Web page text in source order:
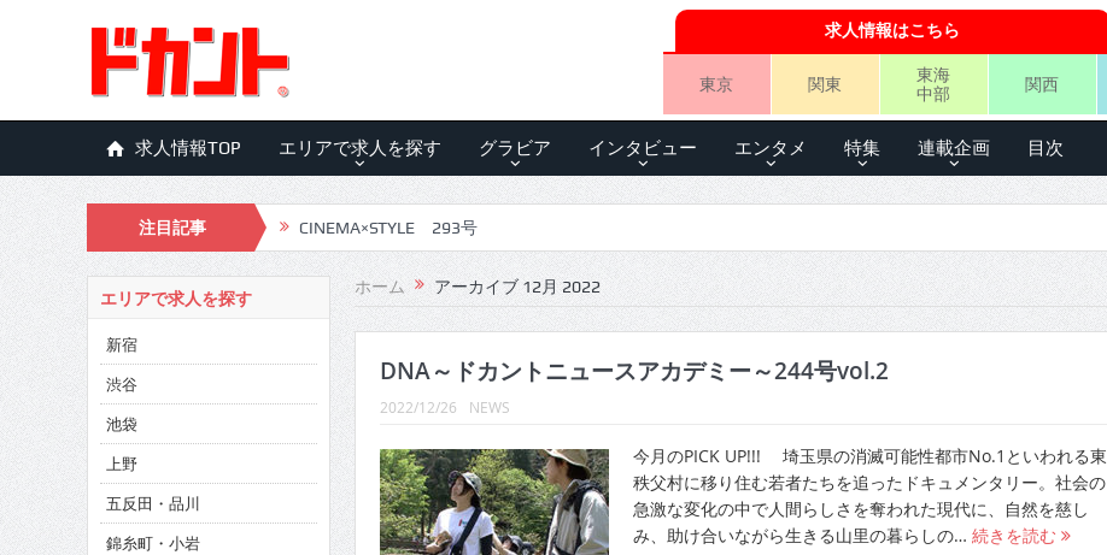
求人情報はこちら
東京 関東
東海
中部
関西
求人情報TOP エリアで求人を探す グラビア インタビュー エンタメ 特集 連載企画 目次
注目記事
CINEMA×STYLE 293号
CINEMA×STYLE 292号
CINEMA×STYLE 291号
CINEMA×STYLE 290号
CINEMA×STYLE 289号
CINEMA×STYLE 288号
CINEMA×STYLE 287号
CINEMA×STYLE 286号
ホーム アーカイブ 12月 2022
DNA～ドカントニュースアカデミー～244号vol.2
2022/12/26 NEWS
今月のPICK UP!!! 埼玉県の消滅可能性都市No.1といわれる東
秩父村に移り住む若者たちを追ったドキュメンタリー。社会の
急激な変化の中で人間らしさを奪われた現代に、自然を慈し
み、助け合いながら生きる山里の暮らしの… 続きを読む
エリアで求人を探す
新宿
渋谷
池袋
上野
五反田・品川
錦糸町・小岩